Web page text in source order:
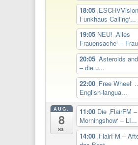
18:05
Funkhaus Calling‘...
19:05 NEU! ‚Alles
Frauensache‘ –
20:05 ‚Asteroids
– die u...
22:00 ‚Free
English-langua...
AUG.
8
Sa.
11:00 Die ‚FlairFM –
Morningshow‘ – LI...
14:00 ‚FlairFM –